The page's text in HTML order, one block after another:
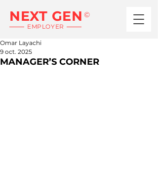
NEXT GEN
EMPLOYER
©
MANAGER’S CORNER
Omar Layachi
9 oct. 2025